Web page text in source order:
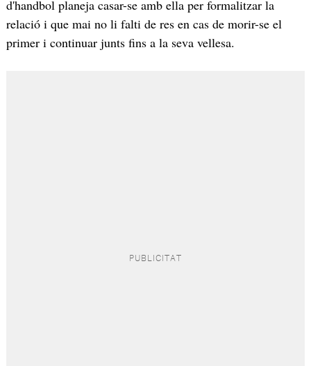
d'handbol planeja casar-se amb ella per formalitzar la
relació i que mai no li falti de res en cas de morir-se el
primer i continuar junts fins a la seva vellesa.